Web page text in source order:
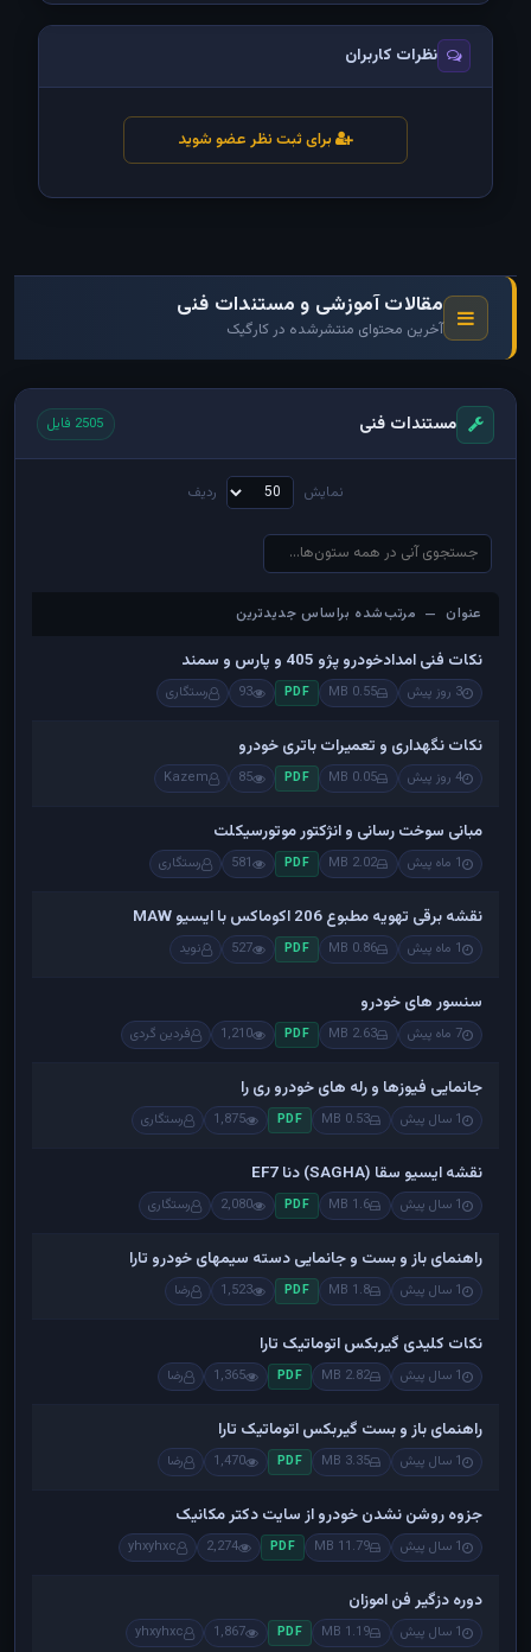
نظرات کاربران
برای ثبت نظر عضو شوید
مقالات آموزشی و مستندات فنی
آخرین محتوای منتشرشده در کارگیک
مستندات فنی 2505 فایل
نمایش ردیف
عنوان — مرتب‌شده براساس جدیدترین
عنوان — مرتب‌شده براساس جدیدترین
نکات فنی امدادخودرو پژو 405 و پارس و سمند
3 روز پیش 0.55 MB
PDF
93 رستگاری
نکات نگهداری و تعمیرات باتری خودرو
4 روز پیش 0.05 MB
PDF
85
Kazem
مبانی سوخت رسانی و انژکتور موتورسیکلت
1 ماه پیش 2.02 MB
PDF
581 رستگاری
نقشه برقی تهویه مطبوع 206 اکوماکس با ایسیو MAW
1 ماه پیش 0.86 MB
PDF
527 نوید
سنسور های خودرو
7 ماه پیش 2.63 MB
PDF
1,210 فردین گردی
جانمایی فیوزها و رله های خودرو ری را
1 سال پیش 0.53 MB
PDF
1,875 رستگاری
نقشه ایسیو سقا (SAGHA) دنا EF7
1 سال پیش 1.6 MB
PDF
2,080 رستگاری
راهنمای باز و بست و جانمایی دسته سیمهای خودرو تارا
1 سال پیش 1.8 MB
PDF
1,523 رضا
نکات کلیدی گیربکس اتوماتیک تارا
1 سال پیش 2.82 MB
PDF
1,365 رضا
راهنمای باز و بست گیربکس اتوماتیک تارا
1 سال پیش 3.35 MB
PDF
1,470 رضا
جزوه روشن نشدن خودرو از سایت دکتر مکانیک
1 سال پیش 11.79 MB
PDF
2,274
yhxyhxc
دوره دزگیر فن اموزان
1 سال پیش 1.19 MB
PDF
1,867
yhxyhxc